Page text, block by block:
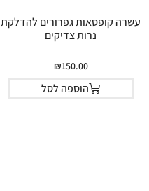
עשרה קופסאות גפרורים להדלקת
נרות צדיקים
₪150.00
הוספה לסל